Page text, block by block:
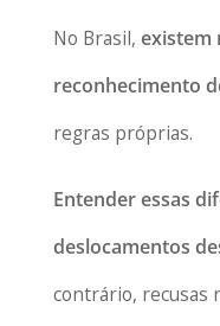
No Brasil, existem
reconhecimento
regras próprias.
Entender essas
deslocamentos
contrário, recusas